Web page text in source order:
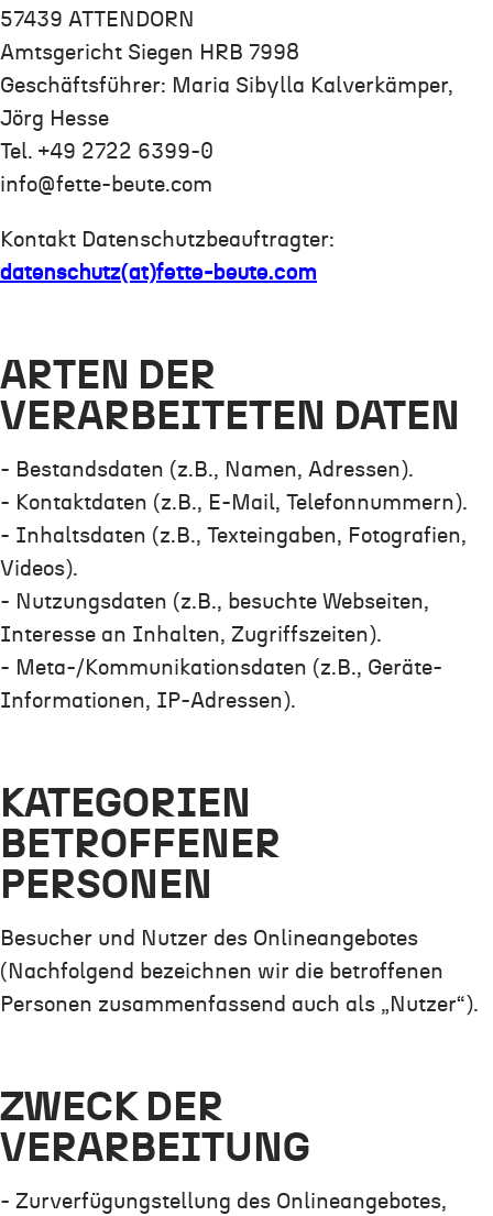
57439 ATTENDORN
Amtsgericht Siegen HRB 7998
Geschäftsführer: Maria Sibylla Kalverkämper,
Jörg Hesse
Tel. +49 2722 6399-0
info@fette-beute.com
Kontakt Datenschutzbeauftragter:
datenschutz(at)fette-beute.com
ARTEN DER
VERARBEITETEN DATEN
- Bestandsdaten (z.B., Namen, Adressen).
- Kontaktdaten (z.B., E-Mail, Telefonnummern).
- Inhaltsdaten (z.B., Texteingaben, Fotografien,
Videos).
- Nutzungsdaten (z.B., besuchte Webseiten,
Interesse an Inhalten, Zugriffszeiten).
- Meta-/Kommunikationsdaten (z.B., Geräte-
Informationen, IP-Adressen).
KATEGORIEN
BETROFFENER
PERSONEN
Besucher und Nutzer des Onlineangebotes
(Nachfolgend bezeichnen wir die betroffenen
Personen zusammenfassend auch als „Nutzer“).
ZWECK DER
VERARBEITUNG
- Zurverfügungstellung des Onlineangebotes,